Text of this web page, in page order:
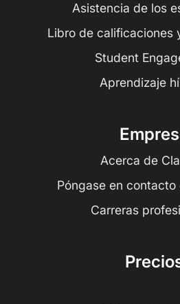
Asistencia de los
Libro de calificaciones
Student
Aprendizaje
Acerca de
Póngase en contacto
Carreras